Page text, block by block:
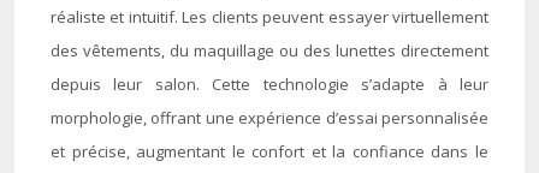
réaliste et intuitif. Les clients peuvent essayer virtuellement
des vêtements, du maquillage ou des lunettes directement
depuis leur salon. Cette technologie s’adapte à leur
morphologie, offrant une expérience d’essai personnalisée
et précise, augmentant le confort et la confiance dans le